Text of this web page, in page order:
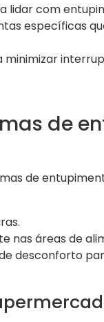
lidar com
específicas
de
de
nas áreas de
desconforto